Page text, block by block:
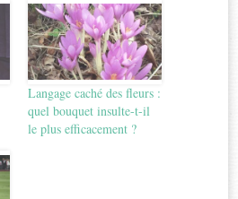
Langage caché des fleurs :
quel bouquet insulte-t-il
le plus efficacement ?